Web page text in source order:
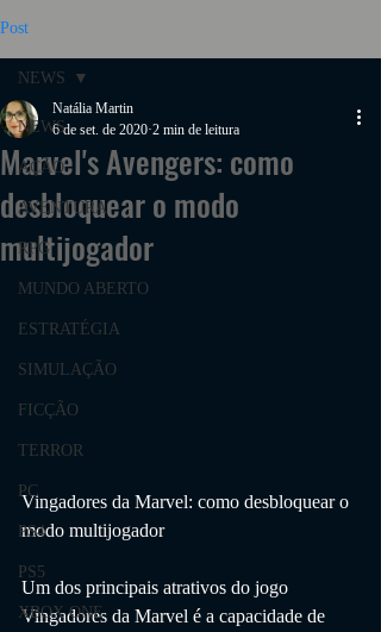
Post
NEWS
AÇÃO
AVENTURA
RPG
MUNDO ABERTO
ESTRATÉGIA
SIMULAÇÃO
FICÇÃO
TERROR
PC
PS4
PS5
XBOX ONE
NEWS
Marvel's Avengers: como
desbloquear o modo
multijogador
Natália Martin
6 de set. de 2020 2 min de leitura
Vingadores da Marvel: como desbloquear o
modo multijogador
Um dos principais atrativos do jogo
Vingadores da Marvel é a capacidade de